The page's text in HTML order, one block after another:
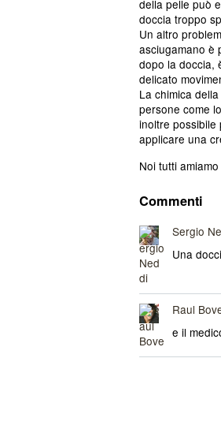
della pelle può
doccia troppo
Un altro
asciugamano è
dopo la doccia,
delicato
La chimica
persone come
inoltre possibile
applicare una
Noi tutti
Commenti
Sergio
Una
Raul
e il